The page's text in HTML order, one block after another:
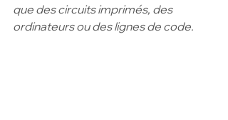
que des circuits imprimés, des
ordinateurs ou des lignes de code.